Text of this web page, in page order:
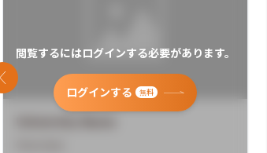
閲覧するにはログインする必要があります。
ログインする 無料
前のスライド